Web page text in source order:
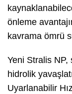
önleme
kavrama ömrü
Yeni Stralis
hidrolik
Uyarlanabilir